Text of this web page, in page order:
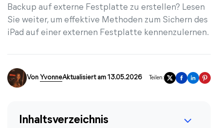
Backup auf externe Festplatte zu erstellen? Lesen
Sie weiter, um effektive Methoden zum Sichern des
iPad auf einer externen Festplatte kennenzulernen.
Von YvonneAktualisiert am 13.05.2026 Teilen:
Inhaltsverzeichnis